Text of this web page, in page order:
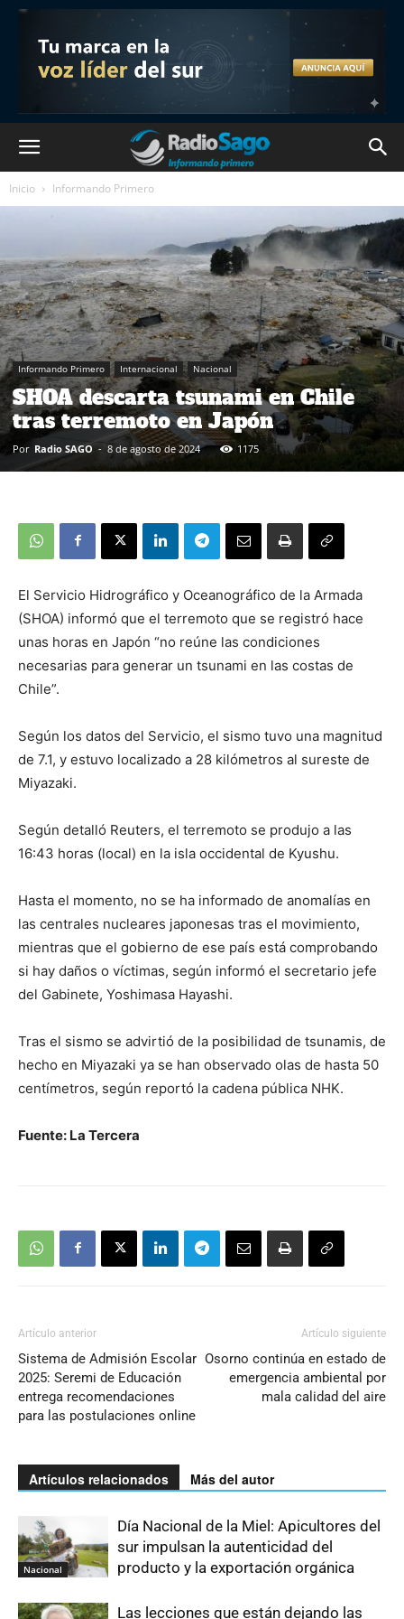
Inicio Informando Primero
Informando Primero Internacional Nacional
SHOA descarta tsunami en Chile
tras terremoto en Japón
Por Radio SAGO - 8 de agosto de 2024 1175
El Servicio Hidrográfico y Oceanográfico de la Armada
(SHOA) informó que el terremoto que se registró hace
unas horas en Japón “no reúne las condiciones
necesarias para generar un tsunami en las costas de
Chile”.
Según los datos del Servicio, el sismo tuvo una magnitud
de 7.1, y estuvo localizado a 28 kilómetros al sureste de
Miyazaki.
Según detalló Reuters, el terremoto se produjo a las
16:43 horas (local) en la isla occidental de Kyushu.
Hasta el momento, no se ha informado de anomalías en
las centrales nucleares japonesas tras el movimiento,
mientras que el gobierno de ese país está comprobando
si hay daños o víctimas, según informó el secretario jefe
del Gabinete, Yoshimasa Hayashi.
Tras el sismo se advirtió de la posibilidad de tsunamis, de
hecho en Miyazaki ya se han observado olas de hasta 50
centímetros, según reportó la cadena pública NHK.
Fuente: La Tercera
Artículo anterior
Sistema de Admisión Escolar
2025: Seremi de Educación
entrega recomendaciones
para las postulaciones online
Artículo siguiente
Osorno continúa en estado de
emergencia ambiental por
mala calidad del aire
Artículos relacionados Más del autor
Nacional
Día Nacional de la Miel: Apicultores del
sur impulsan la autenticidad del
producto y la exportación orgánica
Las lecciones que están dejando las